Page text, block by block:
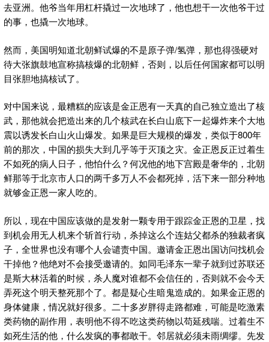
去亚洲。他爷当年用杠杆撬过一次地球了，他也想干一次他爷干过
的事，也撬一次地球。
然而，美国明知道北朝鲜试爆的不是原子弹/氢弹，那也得强硬对
待大张旗鼓地宣称搞核爆的北朝鲜，否则，以后任何国家都可以明
目张胆地搞核试了。
对中国来说，最糟糕的应该是金正恩有一天真的自己独立造出了核
武，那他就会把造出来的几个核武在长白山底下一起爆炸来个大地
震以诱发长白山火山爆发。如果是巨大规模的爆发，类似于800年
前的那次，中国的损失大到几乎等于灭顶之灾。金正恩反正过着生
不如死的病人日子，他怕什么？何况他的地下宫殿是奢华的，北朝
鲜那等于北京市人口的两千多万人不会都死掉，活下来一部分种地
就够金正恩一家人吃的。
所以，现在中国应该做的是发射一颗专用于跟踪金正恩的卫星，找
到机会用无人机来个斩首行动，杀掉这么个连姑父都杀的独裁者疯
子，全世界也没有哪个人会谴责中国。邀请金正恩出国访问找机会
干掉他？他绝对不会接受邀请的。如同毛泽东一辈子就到过苏联还
是斯大林活着的时候，杀人魔对谁都不会信任的，否则就不会今天
弄死这个明天整死那个了。都是疑心生暗鬼造成的。如果金正恩的
身体健康，情况就好很多。二十多岁胖得走路都难，可能是吃激素
类药物的副作用，表明他不得不吃这类药物以苟延残喘。过着生不
如死生活的他，什么发疯的事都敢干。邻居就必须未雨绸缪。先发